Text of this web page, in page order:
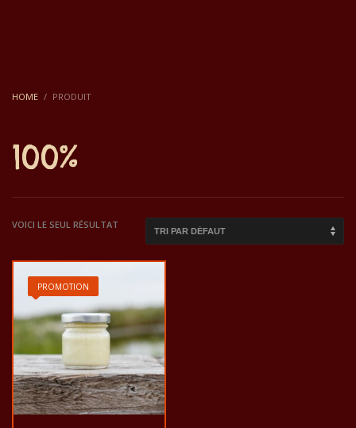
HOME PRODUIT
100%
VOICI LE SEUL RÉSULTAT
PROMOTION